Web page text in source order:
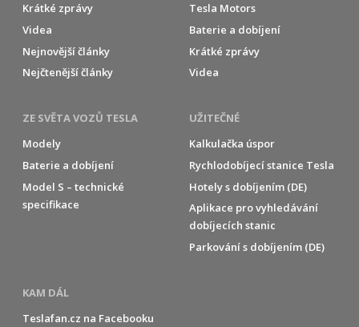
Krátké zprávy
Videa
Nejnovější články
Nejčtenější články
Tesla Motors
Baterie a dobíjení
Krátké zprávy
Videa
ZE SVĚTA VOZŮ TESLA
Modely
Baterie a dobíjení
Model S – technické
specifikace
UŽITEČNÉ
Kalkulačka úspor
Rychlodobíjecí stanice Tesla
Hotely s dobíjením (DE)
Aplikace pro vyhledávání
dobíjecích stanic
Parkování s dobíjením (DE)
KAM DÁL
Teslafan.cz na Facebooku